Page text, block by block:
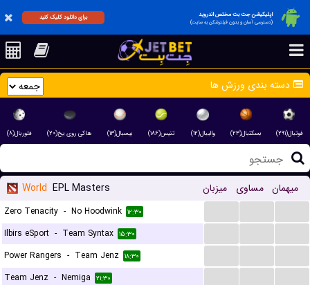
اپلیکیشن جت بت مختص اندروید
(دسترسی آسان و بدون فیلترشکن به سایت)
برای دانلود کلیک کنید
دسته بندی ورزش ها
فوتبال(۲۹۱) بسکتبال(۲۳) والیبال(۱۲) تنیس(۱۸۶) بیسبال(۱۳) هاکی روی یخ(۲۰) فلوربال(۸)
World EPL Masters میزبان مساوی میهمان
Zero Tenacity - No Hoodwink ۱۲:۳۰
Ilbirs eSport - Team Syntax ۱۵:۳۰
Power Rangers - Team Jenz ۱۸:۳۰
Team Jenz - Nemiga ۲۱:۳۰